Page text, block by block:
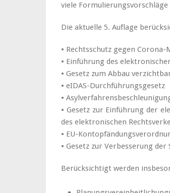
viele
Die aktuelle 5. Auflage
• Rechtsschutz gegen Corona-
• Einführung des
• Gesetz zum Abbau
• eIDAS-Durchführungsgesetz
•
• Gesetz zur Einführung der
des elektronischen
• EU-
• Gesetz zur Verbesserung
Berücksichtigt werden